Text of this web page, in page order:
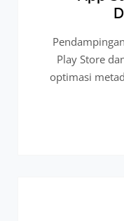
Play Store
optimasi